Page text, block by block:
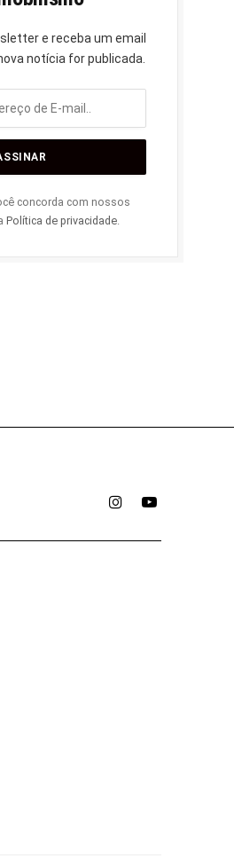
e receba um email
notícia for publicada.
concorda com nossos
Política de privacidade.
InstagramYouTube